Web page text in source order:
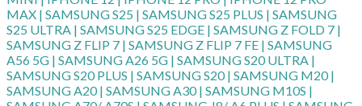
MAX | SAMSUNG S25 | SAMSUNG S25 PLUS | SAMSUNG
S25 ULTRA | SAMSUNG S25 EDGE | SAMSUNG Z FOLD 7 |
SAMSUNG Z FLIP 7 | SAMSUNG Z FLIP 7 FE | SAMSUNG
A56 5G | SAMSUNG A26 5G | SAMSUNG S20 ULTRA |
SAMSUNG S20 PLUS | SAMSUNG S20 | SAMSUNG M20 |
SAMSUNG A20 | SAMSUNG A30 | SAMSUNG M10S |